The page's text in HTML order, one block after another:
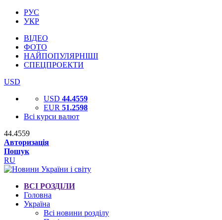
РУС
УКР
ВІДЕО
ФОТО
НАЙПОПУЛЯРНІШІ
СПЕЦПРОЕКТИ
USD
USD 44.4559
EUR 51.2598
Всі курси валют
44.4559
Авторизація
Пошук
RU
ВСІ РОЗДІЛИ
Головна
Україна
Всі новини розділу